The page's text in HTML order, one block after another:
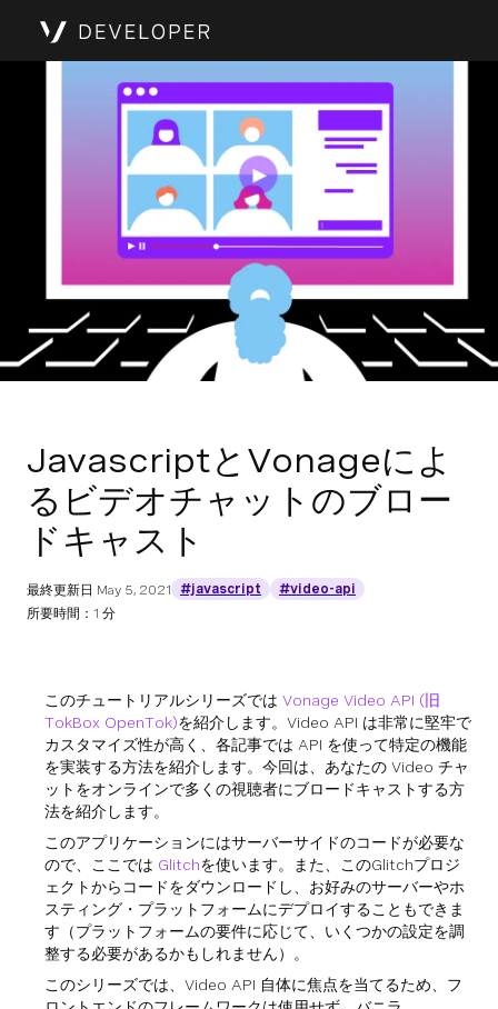
JavascriptとVonageによ
るビデオチャットのブロー
ドキャスト
最終更新日 May 5, 2021 #javascript
#video-api
所要時間：1 分
このチュートリアルシリーズでは Vonage Video API (旧
TokBox OpenTok)を紹介します。Video API は非常に堅牢で
カスタマイズ性が高く、各記事では API を使って特定の機能
を実装する方法を紹介します。今回は、あなたの Video チャ
ットをオンラインで多くの視聴者にブロードキャストする方
法を紹介します。
このアプリケーションにはサーバーサイドのコードが必要な
ので、ここでは Glitchを使います。また、このGlitchプロジ
ェクトからコードをダウンロードし、お好みのサーバーやホ
スティング・プラットフォームにデプロイすることもできま
す（プラットフォームの要件に応じて、いくつかの設定を調
整する必要があるかもしれません）。
このシリーズでは、Video API 自体に焦点を当てるため、フ